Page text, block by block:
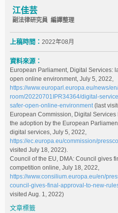
江佳芸
副法律研究員 編譯整理
上稿時間： 2022年08月
資料來源：
European Parliament, Digital Services:
open online environment, July 5, 2022,
https://www.europarl.europa.eu/news/
room/20220701IPR34364/digital-
safer-open-online-environment (last
European Commission, Digital
the adoption by the European
digital services, July 5, 2022,
https://ec.europa.eu/commission/
visited July 18, 2022).
Council of the EU, DMA: Council gives
competition online, July 18, 2022,
https://www.consilium.europa.eu/en/
council-gives-final-approval-to-new-
visited Aug. 1, 2022)
文章標籤